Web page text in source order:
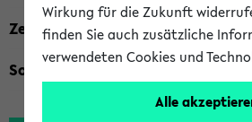
Zeiten
Sonstiges
Wirkung für die Zukunft
finden Sie auch zusätzliche
verwendeten Cookies und
Alle